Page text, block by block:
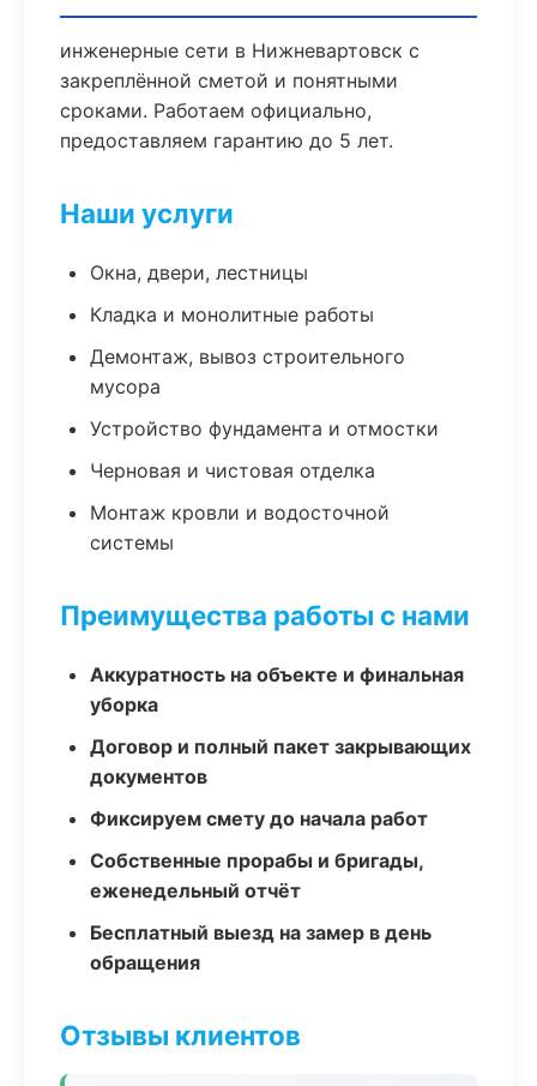
инженерные сети в Нижневартовск с
закреплённой сметой и понятными
сроками. Работаем официально,
предоставляем гарантию до 5 лет.
Наши услуги
Окна, двери, лестницы
Кладка и монолитные работы
Демонтаж, вывоз строительного
мусора
Устройство фундамента и отмостки
Черновая и чистовая отделка
Монтаж кровли и водосточной
системы
Преимущества работы с нами
Аккуратность на объекте и финальная
уборка
Договор и полный пакет закрывающих
документов
Фиксируем смету до начала работ
Собственные прорабы и бригады,
еженедельный отчёт
Бесплатный выезд на замер в день
обращения
Отзывы клиентов